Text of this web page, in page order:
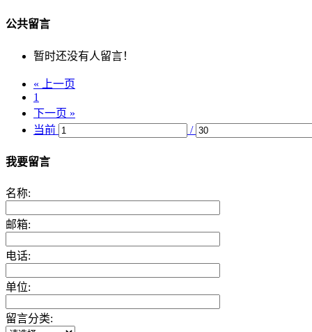
公共留言
暂时还没有人留言！
« 上一页
1
下一页 »
当前
/
我要留言
名称:
邮箱:
电话:
单位:
留言分类: